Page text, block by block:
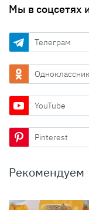
Мы в соцсетях
Телеграм
YouTube
Pinterest
Рекомендуем